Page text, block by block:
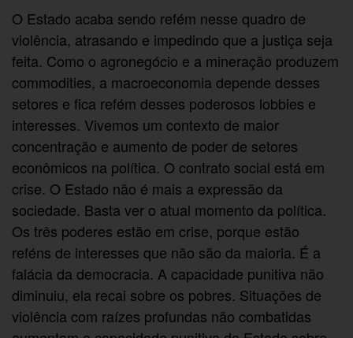
O Estado acaba sendo refém nesse quadro de
violência, atrasando e impedindo que a justiça seja
feita. Como o agronegócio e a mineração produzem
commodities, a macroeconomia depende desses
setores e fica refém desses poderosos lobbies e
interesses. Vivemos um contexto de maior
concentração e aumento de poder de setores
econômicos na política. O contrato social está em
crise. O Estado não é mais a expressão da
sociedade. Basta ver o atual momento da política.
Os três poderes estão em crise, porque estão
reféns de interesses que não são da maioria. É a
falácia da democracia. A capacidade punitiva não
diminuiu, ela recai sobre os pobres. Situações de
violência com raízes profundas não combatidas